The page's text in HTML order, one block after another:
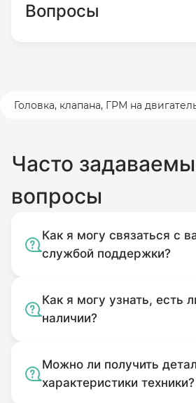
Вопросы
Головка, клапана, ГРМ на
Часто
вопросы
Как я могу связаться с
службой поддержки?
Как я могу узнать, есть
наличии?
Можно ли получить
характеристики техники?